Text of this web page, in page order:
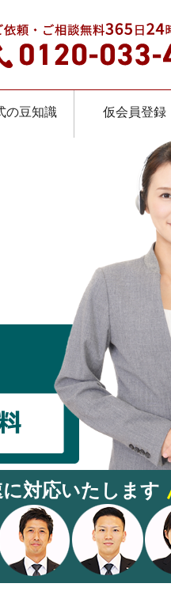
の豆知識 仮会員登録
対応いたします